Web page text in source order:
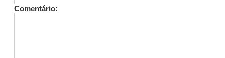
Comentário: